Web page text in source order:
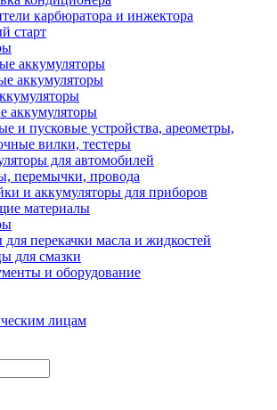
карбюратора и инжектора
старт
аккумуляторы
аккумуляторы
аккумуляторы
и пусковые устройства, ареометры,
вилки, тестеры
для автомобилей
перемычки, провода
и аккумуляторы для приборов
материалы
перекачки масла и жидкостей
для смазки
и оборудование
лицам